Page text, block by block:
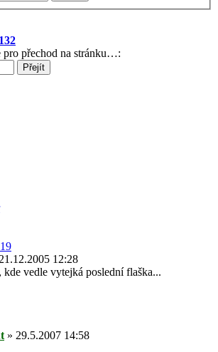
132
pro přechod na stránku…:
21.12.2005 12:28
kde vedle vytejká poslední flaška...
» 29.5.2007 14:58